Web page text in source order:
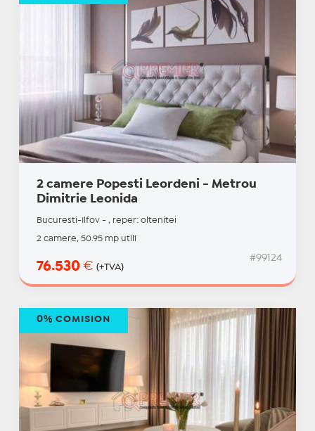
2 camere Popesti Leordeni - Metrou
Dimitrie Leonida
Bucuresti-Ilfov - , reper: oltenitei
2 camere, 50.95 mp utili
76.530 € (+TVA)
#99124
0% COMISION